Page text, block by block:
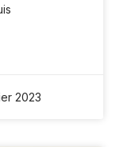
2023